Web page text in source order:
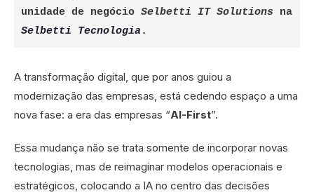
unidade de negócio Selbetti IT Solutions
Selbetti Tecnologia .
A transformação digital, que por anos guiou a
modernização das empresas, está cedendo espaço a uma
nova fase: a era das empresas “AI-First”.
Essa mudança não se trata somente de incorporar novas
tecnologias, mas de reimaginar modelos operacionais e
estratégicos, colocando a IA no centro das decisões